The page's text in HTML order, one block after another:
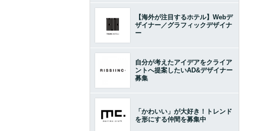
【海外が注目するホテル】Webデ
ザイナー／グラフィックデザイナ
ー
自分が考えたアイデアをクライア
ントへ提案したいAD&デザイナー
募集
「かわいい」が大好き！トレンド
を形にする仲間を募集中